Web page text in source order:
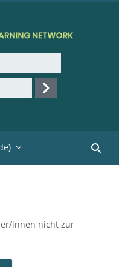
Login
Kurse
innen nicht zur